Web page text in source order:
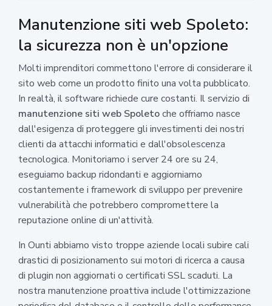
Manutenzione siti web Spoleto:
la sicurezza non è un'opzione
Molti imprenditori commettono l'errore di considerare il
sito web come un prodotto finito una volta pubblicato.
In realtà, il software richiede cure costanti. Il servizio di
manutenzione siti web Spoletoche offriamo nasce
dall'esigenza di proteggere gli investimenti dei nostri
clienti da attacchi informatici e dall'obsolescenza
tecnologica. Monitoriamo i server 24 ore su 24,
eseguiamo backup ridondanti e aggiorniamo
costantemente i framework di sviluppo per prevenire
vulnerabilità che potrebbero compromettere la
reputazione online di un'attività.
In Ounti abbiamo visto troppe aziende locali subire cali
drastici di posizionamento sui motori di ricerca a causa
di plugin non aggiornati o certificati SSL scaduti. La
nostra manutenzione proattiva include l'ottimizzazione